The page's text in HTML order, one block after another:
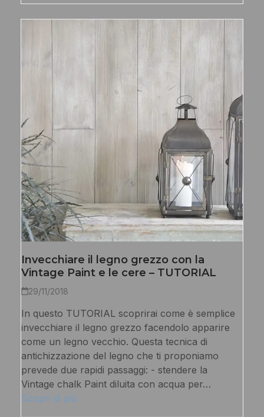
Invecchiare il legno grezzo con la
Vintage Paint e le cere – TUTORIAL
29/11/2018
In questo TUTORIAL scoprirai come è semplice
invecchiare il legno grezzo facendolo apparire
come un legno vecchio. Questa tecnica di
antichizzazione del legno che ti proponiamo
prevede due rapidi passaggi: - stendere la
Vintage chalk Paint diluita con acqua per…
Scopri di più